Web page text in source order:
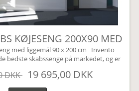
KØJESENG 200X90 MED
LED
med liggemål 90 x 200 cm Invento
bedste skabssenge på markedet, og er
Murphy bed. Den har en kvalitets
via et gasdæmpnings system. Dette
af sengen. En skabsseng er den
DKK 19 695,00 DKK